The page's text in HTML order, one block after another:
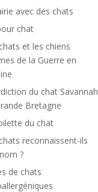
avec des chats
chat
et les chiens
de la Guerre en
du chat Savannah
Bretagne
du chat
reconnaissent-ils
?
de chats